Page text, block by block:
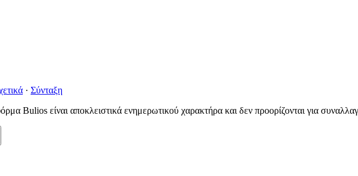
· Σύνταξη
Bulios είναι αποκλειστικά ενημερωτικού χαρακτήρα και δεν προορίζονται για